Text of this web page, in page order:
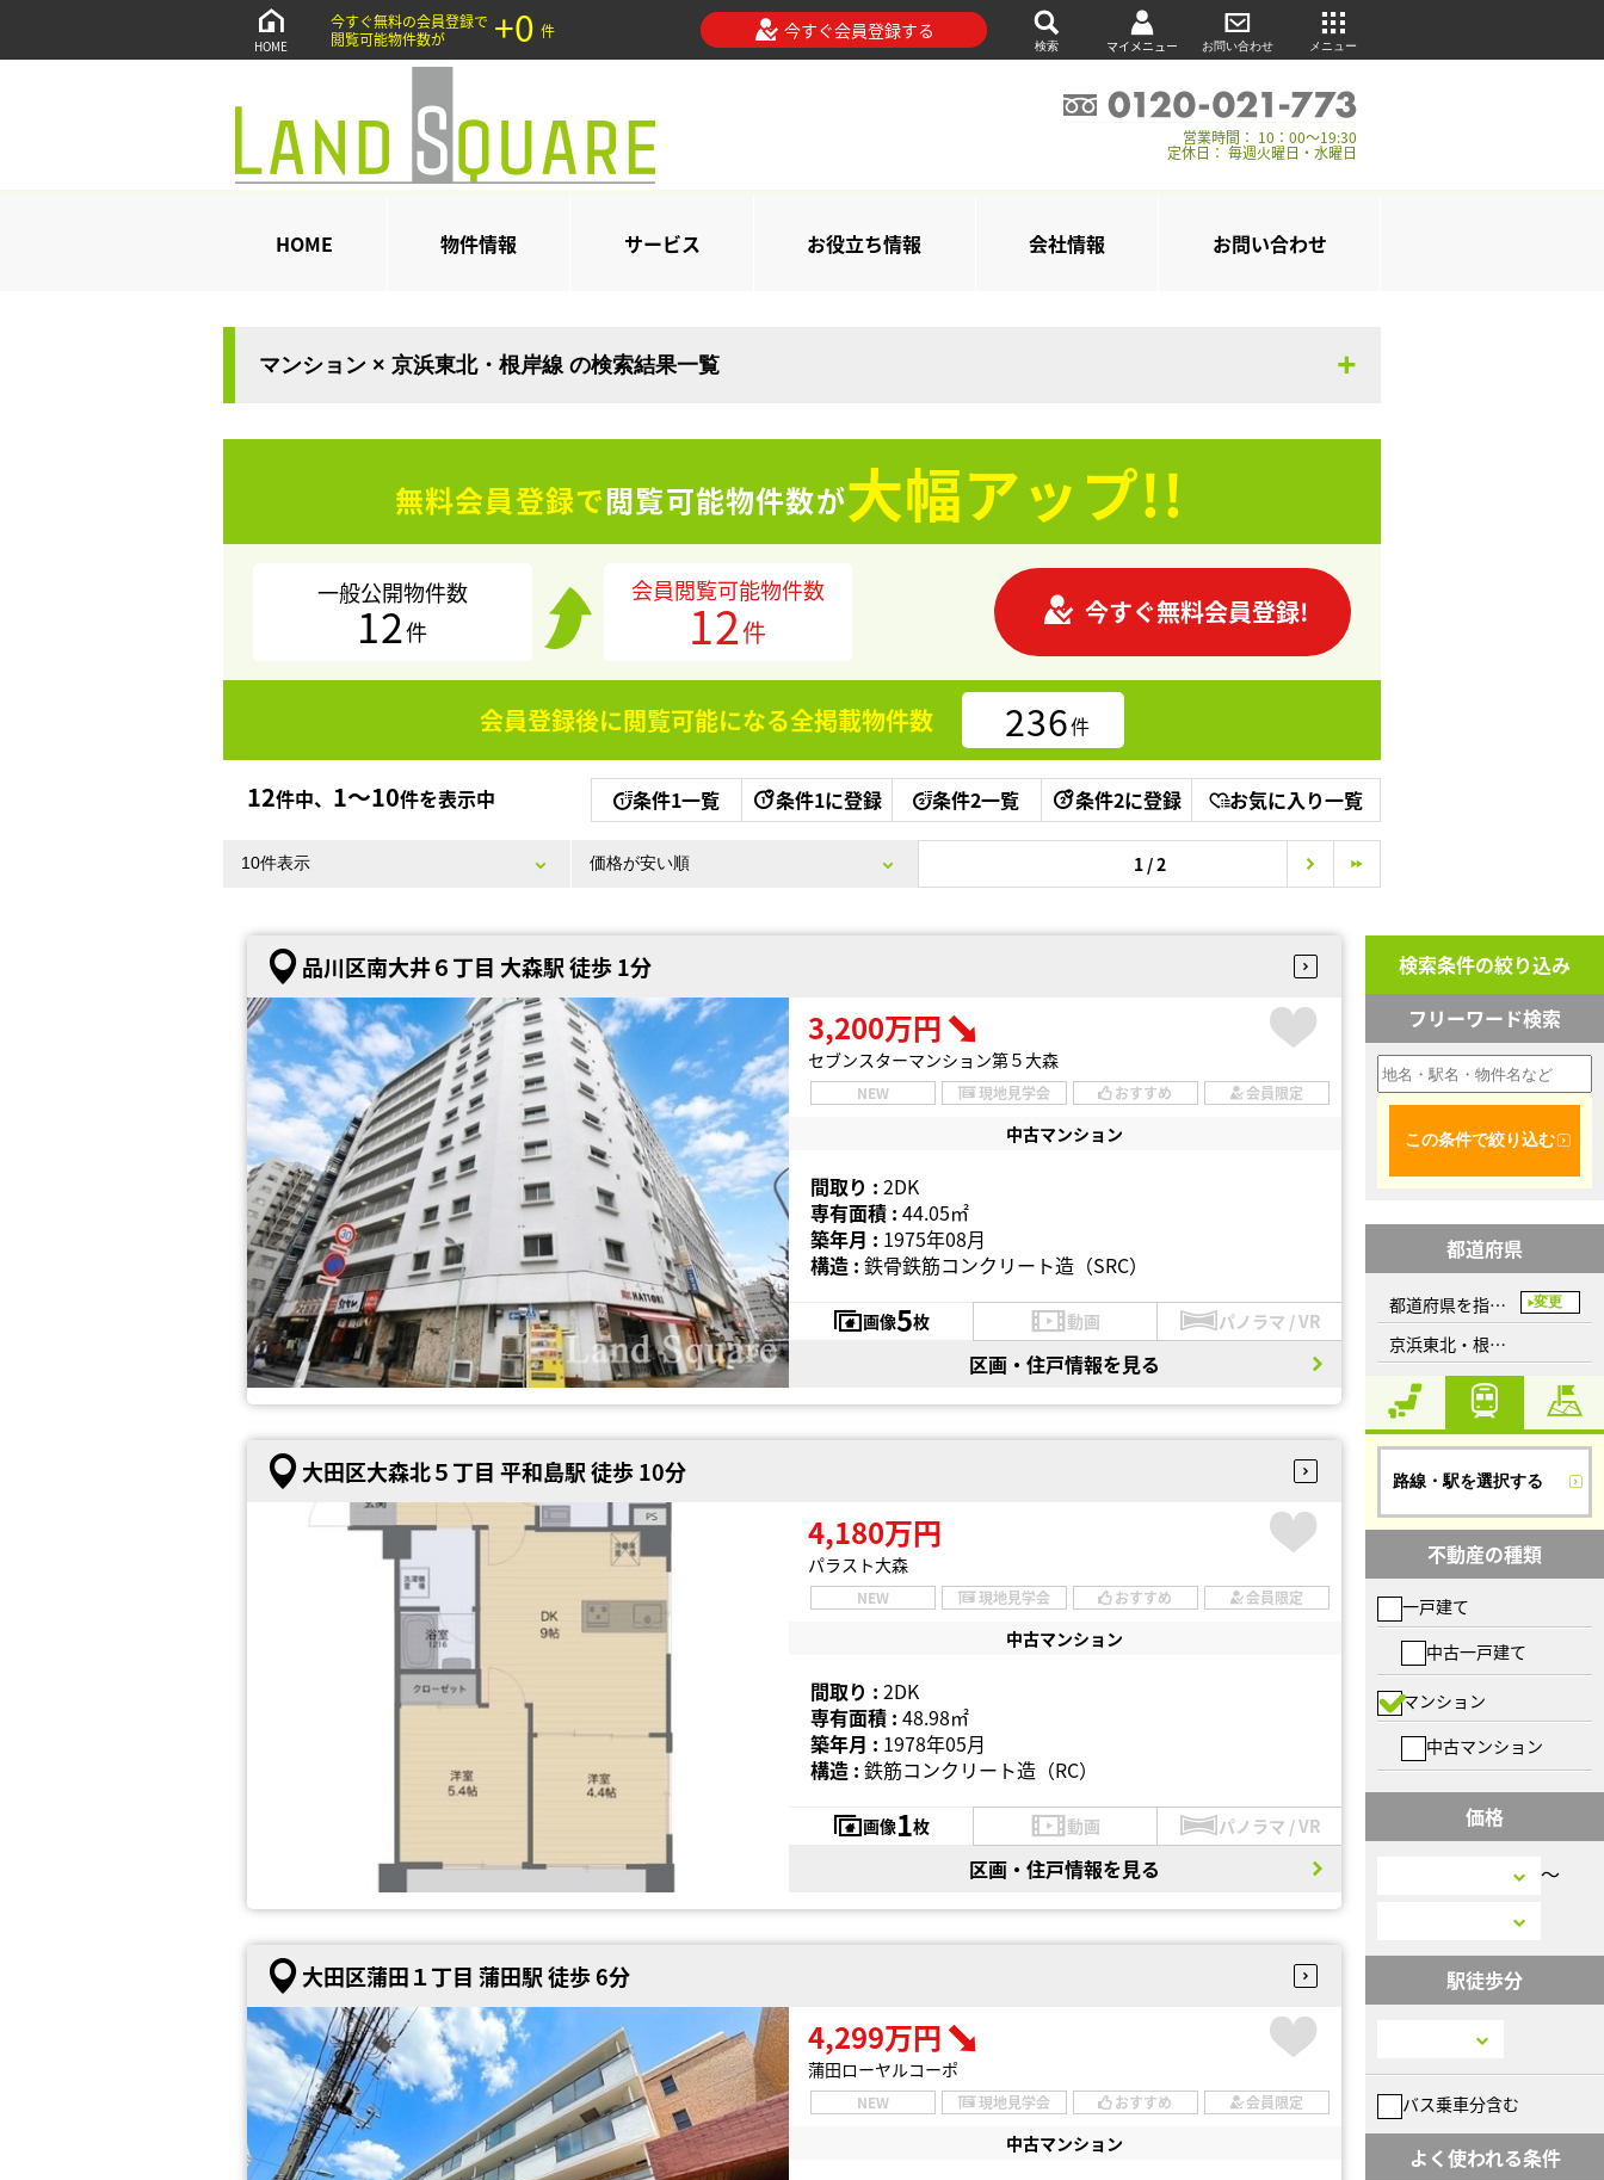
HOME
今すぐ無料の会員登録で
閲覧可能物件数が
+0 件 今すぐ会員登録する
検索 マイメニュー お問い合わせ メニュー
営業時間： 10：00～19:30
定休日： 毎週火曜日・水曜日
HOME 物件情報 サービス お役立ち情報 会社情報 お問い合わせ
マンション × 京浜東北・根岸線 の検索結果一覧
無料会員登録で閲覧可能物件数が大幅アップ!!
一般公開物件数
12件
会員閲覧可能物件数
12件
今すぐ無料会員登録!
会員登録後に閲覧可能になる全掲載物件数 236件
12件中、 1〜10件を表示中 条件1一覧 条件1に登録 条件2一覧 条件2に登録 お気に入り一覧
1 / 2
品川区南大井６丁目 大森駅 徒歩 1分
3,200万円
セブンスターマンション第５大森
NEW 現地見学会 おすすめ 会員限定
中古マンション
間取り : 2DK
専有面積 : 44.05㎡
築年月 : 1975年08月
構造 : 鉄骨鉄筋コンクリート造（SRC）
画像5枚 動画 パノラマ / VR
区画・住戸情報を見る
大田区大森北５丁目 平和島駅 徒歩 10分
4,180万円
パラスト大森
NEW 現地見学会 おすすめ 会員限定
中古マンション
間取り : 2DK
専有面積 : 48.98㎡
築年月 : 1978年05月
構造 : 鉄筋コンクリート造（RC）
画像1枚 動画 パノラマ / VR
区画・住戸情報を見る
大田区蒲田１丁目 蒲田駅 徒歩 6分
4,299万円
蒲田ローヤルコーポ
NEW 現地見学会 おすすめ 会員限定
中古マンション
検索条件の絞り込み
フリーワード検索
この条件で絞り込む
都道府県
都道府県を指定してください 変更
京浜東北・根岸線
路線・駅を選択する
不動産の種類
一戸建て
中古一戸建て
マンション
中古マンション
価格
〜
駅徒歩分
バス乗車分含む
よく使われる条件